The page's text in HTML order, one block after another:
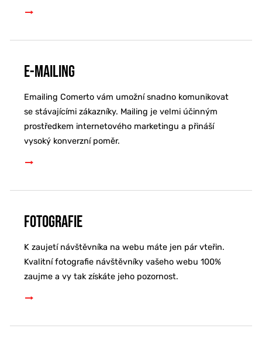
E-mailing
Emailing Comerto vám umožní snadno komunikovat
se stávajícími zákazníky. Mailing je velmi účinným
prostředkem internetového marketingu a přináší
vysoký konverzní poměr.
Fotografie
K zaujetí návštěvníka na webu máte jen pár vteřin.
Kvalitní fotografie návštěvníky vašeho webu 100%
zaujme a vy tak získáte jeho pozornost.